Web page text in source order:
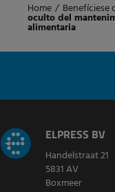
Home / Benefíciese
oculto del
alimentaria
ELPRESS BV
Handelstraat 21
5831 AV
Boxmeer